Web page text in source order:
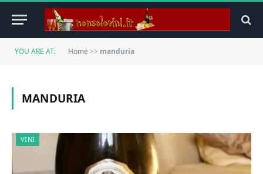
YOU ARE AT: Home >> manduria
MANDURIA
VINI